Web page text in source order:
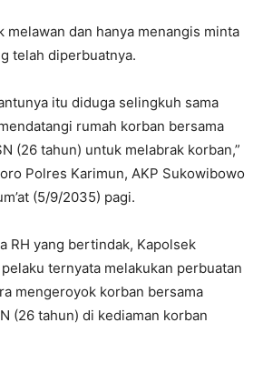
melawan dan hanya menangis minta
telah diperbuatnya.
itu diduga selingkuh sama
rumah korban bersama
(26 tahun) untuk melabrak korban,”
Polres Karimun, AKP Sukowibowo
(5/9/2035) pagi.
RH yang bertindak, Kapolsek
ternyata melakukan perbuatan
mengeroyok korban bersama
(26 tahun) di kediaman korban